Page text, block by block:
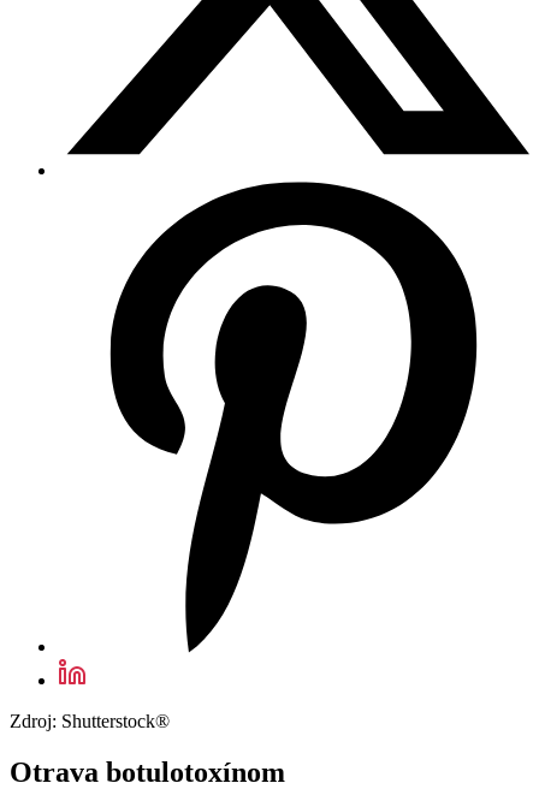
Zdroj: Shutterstock®
Otrava botulotoxínom